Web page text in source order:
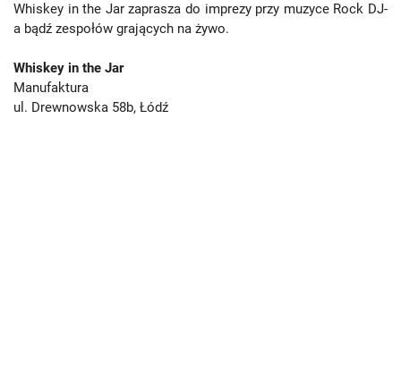
Whiskey in the Jar zaprasza do imprezy przy muzyce Rock DJ-
a bądź zespołów grających na żywo.
Whiskey in the Jar
Manufaktura
ul. Drewnowska 58b, Łódź